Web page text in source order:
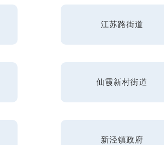
江苏路街道
仙霞新村街道
新泾镇政府